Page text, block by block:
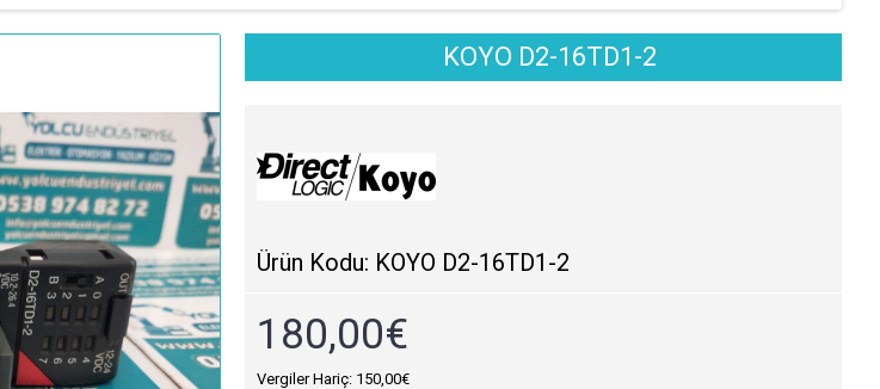
KOYO D2-16TD1-2
Ürün Kodu: KOYO D2-16TD1-2
180,00€
Vergiler Hariç: 150,00€